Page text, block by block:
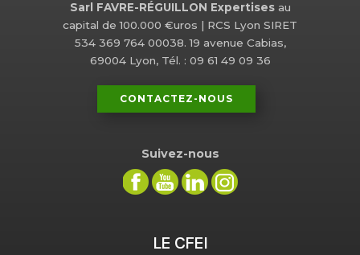
Sarl FAVRE-RÉGUILLON Expertisesau
capital de 100.000 €uros | RCS Lyon SIRET
534 369 764 00038. 19 avenue Cabias,
69004 Lyon, Tél. : 09 61 49 09 36
CONTACTEZ-NOUS
Suivez-nous
LE CFEI